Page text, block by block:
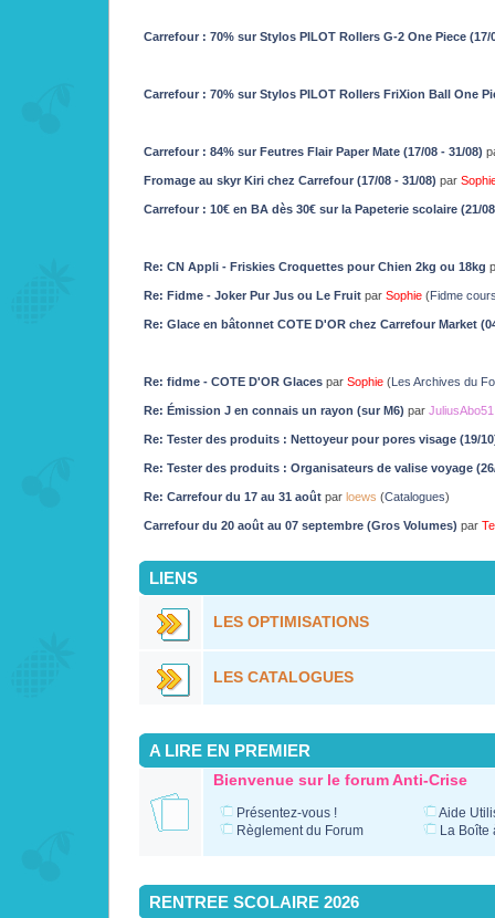
Carrefour : 70% sur Stylos PILOT Rollers G-2 One Piece (17/
Carrefour : 70% sur Stylos PILOT Rollers FriXion Ball One
Carrefour : 84% sur Feutres Flair Paper Mate (17/08 - 31/08)
Fromage au skyr Kiri chez Carrefour (17/08 - 31/08) par
Carrefour : 10€ en BA dès 30€ sur la Papeterie scolaire (21/
Re: CN Appli - Friskies Croquettes pour Chien 2kg ou 18kg
Re: Fidme - Joker Pur Jus ou Le Fruitpar Sophie(Fidme
Re: Glace en bâtonnet COTE D'OR chez Carrefour Market
Re: fidme - COTE D'OR Glaces par Sophie(Les Archives du
Re: Émission J en connais un rayon (sur M6) par JuliusAbo51
Re: Tester des produits : Nettoyeur pour pores visage (19/
Re: Tester des produits : Organisateurs de valise voyage
Re: Carrefour du 17 au 31 aoûtpar loews (Catalogues)
Carrefour du 20 août au 07 septembre (Gros Volumes) par
LIENS
LES OPTIMISATIONS
LES CATALOGUES
A LIRE EN PREMIER
Bienvenue sur le forum Anti-Crise
Présentez-vous !
Règlement du Forum
Aide
La Boîte
RENTREE SCOLAIRE 2026